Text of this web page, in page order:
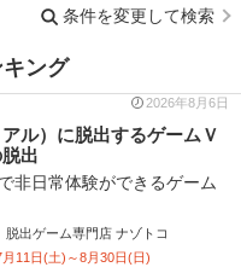
条件を変更して検索
ング
2026年8月6日
ル）に脱出するゲームＶ
出
非日常体験ができるゲーム
脱出ゲーム専門店 ナゾトコ
11日(土)～8月30日(日)